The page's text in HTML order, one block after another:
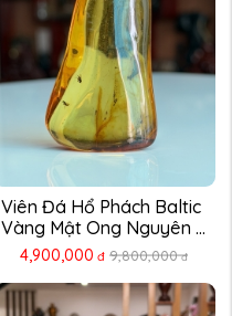
Viên Đá Hổ Phách Baltic
Vàng Mật Ong Nguyên ...
4,900,000 đ 9,800,000 đ